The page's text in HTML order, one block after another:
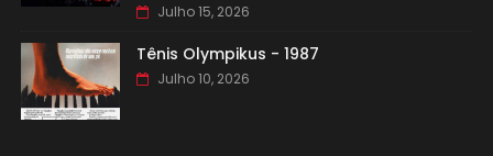
Julho 15, 2026
Tênis Olympikus - 1987
Julho 10, 2026